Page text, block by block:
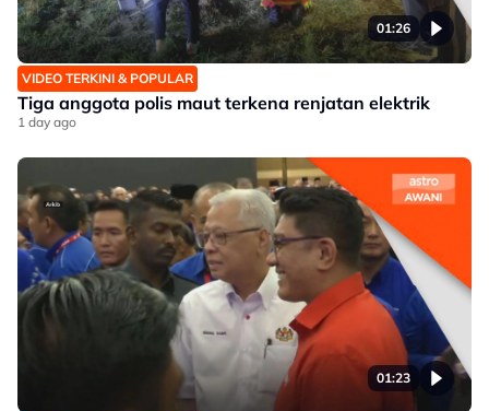
01:26
VIDEO TERKINI & POPULAR
Tiga anggota polis maut terkena renjatan elektrik
1 day ago
01:23